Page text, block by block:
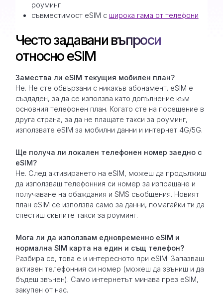
роуминг
съвместимост eSIM с широка гама от телефони
Често задавани въпроси
относно eSIM
Замествa ли eSIM текущия мобилен план?
Не. Не сте обвързани с никакъв абонамент. eSIM е
създаден, за да се използва като допълнение към
основния телефонен план. Когато сте на посещение в
друга страна, за да не плащате такси за роуминг,
използвате eSIM за мобилни данни и интернет 4G/5G.
Ще получа ли локален телефонен номер заедно с
eSIM?
Не. След активирането на eSIM, можеш да продължиш
да използваш телефонния си номер за изпращане и
получаване на обаждания и SMS съобщения. Новият
план eSIM се използва само за данни, помагайки ти да
спестиш скъпите такси за роуминг.
Мога ли да използвам едновременно eSIM и
нормална SIM карта на един и същ телефон?
Разбира се, това е и интересното при eSIM. Запазваш
активен телефонния си номер (можеш да звъниш и да
бъдеш звънен). Само интернетът минава през eSIM,
закупен от нас.